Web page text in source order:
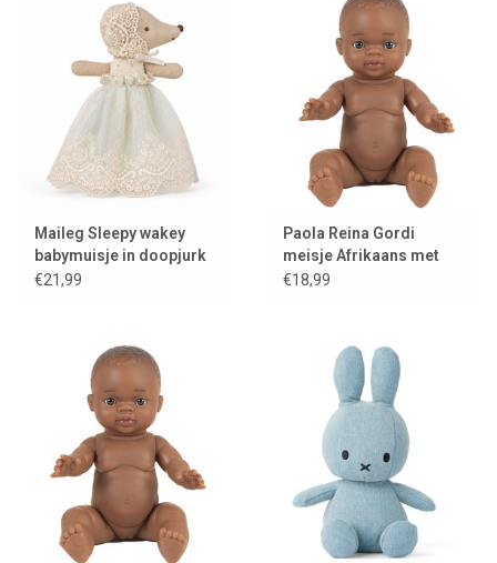
Maileg Sleepy wakey
babymuisje in doopjurk
/ mint
€21,99
Paola Reina Gordi
meisje Afrikaans met
wenkbrauwen en lichte
€18,99